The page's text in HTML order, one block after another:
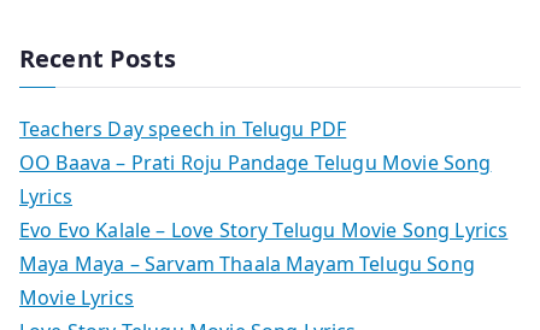
Recent Posts
Teachers Day speech in Telugu PDF
OO Baava – Prati Roju Pandage Telugu Movie Song
Lyrics
Evo Evo Kalale – Love Story Telugu Movie Song Lyrics
Maya Maya – Sarvam Thaala Mayam Telugu Song
Movie Lyrics